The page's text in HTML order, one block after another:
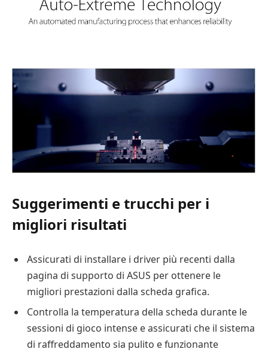
Suggerimenti e trucchi per i
migliori risultati
Assicurati di installare i driver più recenti dalla
pagina di supporto di ASUS per ottenere le
migliori prestazioni dalla scheda grafica.
Controlla la temperatura della scheda durante le
sessioni di gioco intense e assicurati che il sistema
di raffreddamento sia pulito e funzionante